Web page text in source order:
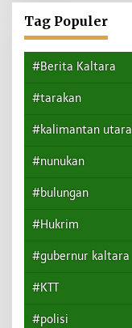
Tag Populer
#Berita Kaltara
#tarakan
#kalimantan utara
#nunukan
#bulungan
#Hukrim
#gubernur kaltara
#KTT
#polisi